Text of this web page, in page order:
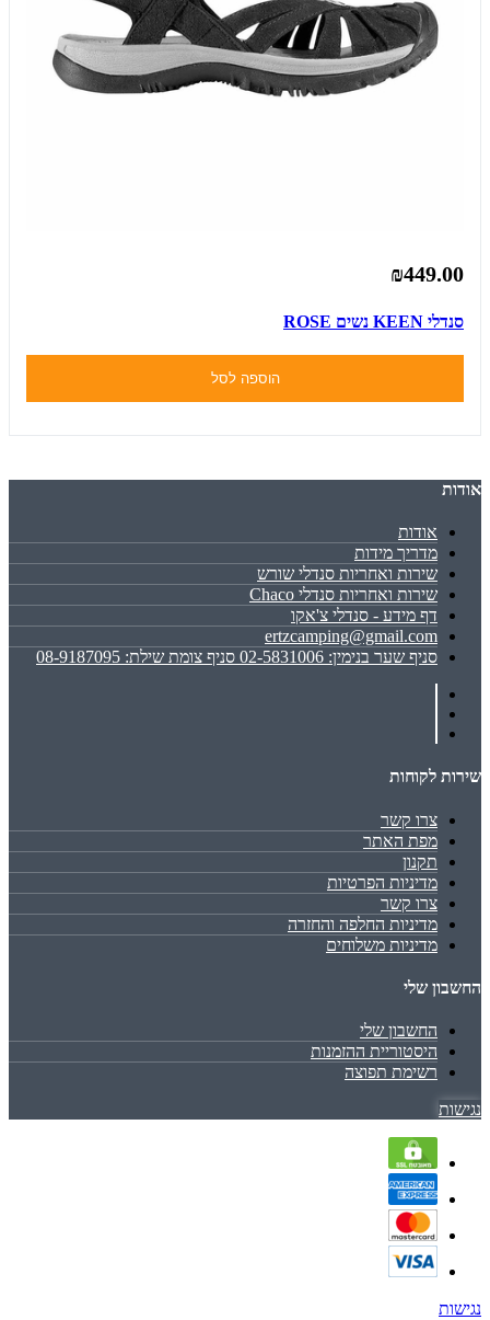
₪449.00
סנדלי KEEN נשים ROSE
הוספה לסל
אודות
אודות
מדריך מידות
שירות ואחריות סנדלי שורש
שירות ואחריות סנדלי Chaco
דף מידע - סנדלי צ'אקו
ertzcamping@gmail.com
סניף שער בנימין: 02-5831006 סניף צומת שילת: 08-9187095
שירות לקוחות
צרו קשר
מפת האתר
תקנון
מדיניות הפרטיות
צרו קשר
מדיניות החלפה והחזרה
מדיניות משלוחים
החשבון שלי
החשבון שלי
היסטוריית ההזמנות
רשימת תפוצה
נגישות
נגישות